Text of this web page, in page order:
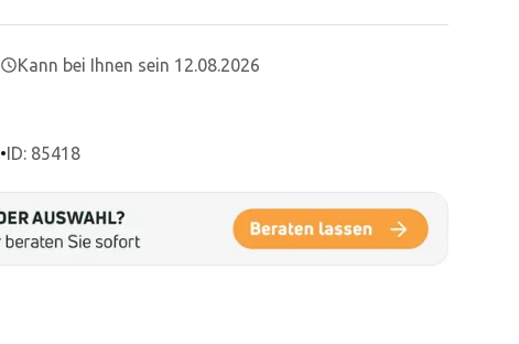
Kann bei Ihnen sein 12.08.2026
•ID: 85418